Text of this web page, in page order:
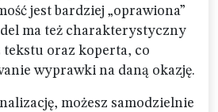
jest bardziej „oprawiona”
ma też charakterystyczny
tekstu oraz koperta, co
wyprawki na daną okazję.
możesz samodzielnie